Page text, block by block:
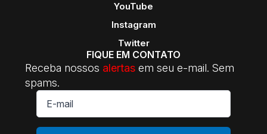
YouTube
Instagram
Twitter
FIQUE EM CONTATO
Receba nossos alertas em seu e-mail. Sem
spams.
E-
mail
*